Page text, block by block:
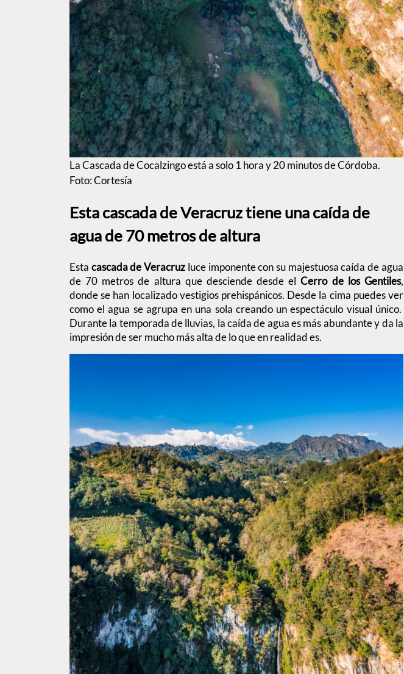
La Cascada de Cocalzingo está a solo 1 hora y 20 minutos de Córdoba.
Foto: Cortesía
Esta cascada de Veracruz tiene una caída de
agua de 70 metros de altura
Esta cascada de Veracruz luce imponente con su majestuosa caída de agua
de 70 metros de altura que desciende desde elCerro de los Gentiles,
donde se han localizado vestigios prehispánicos. Desde la cima puedes ver
como el agua se agrupa en una sola creando un espectáculo visual único.
Durante la temporada de lluvias, la caída de agua es más abundante y da la
impresión de ser mucho más alta de lo que en realidad es.